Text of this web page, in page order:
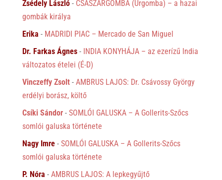
Zsédely László- CSÁSZÁRGOMBA (Úrgomba) – a hazai
gombák királya
Erika - MADRIDI PIAC – Mercado de San Miguel
Dr. Farkas Ágnes- INDIA KONYHÁJA – az ezerízű India
változatos ételei (É-D)
Vinczeffy Zsolt- AMBRUS LAJOS: Dr. Csávossy György
erdélyi borász, költő
Csíki Sándor- SOMLÓI GALUSKA – A Gollerits-Szőcs
somlói galuska története
Nagy Imre- SOMLÓI GALUSKA – A Gollerits-Szőcs
somlói galuska története
P. Nóra - AMBRUS LAJOS: A lepkegyűjtő